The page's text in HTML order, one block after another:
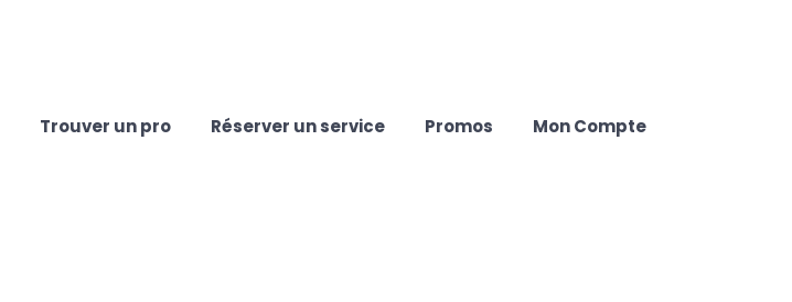
Trouver un pro Réserver un service Promos Mon Compte